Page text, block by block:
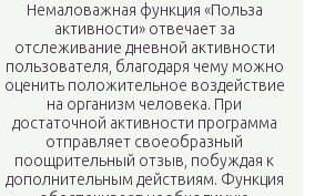
Немаловажная функция «Польза
активности» отвечает за
отслеживание дневной активности
пользователя, благодаря чему можно
оценить положительное воздействие
на организм человека. При
достаточной активности программа
отправляет своеобразный
поощрительный отзыв, побуждая к
дополнительным действиям. Функция